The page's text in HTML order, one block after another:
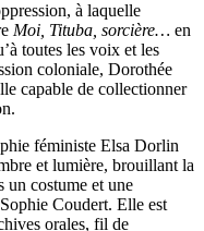
à laquelle
Moi, Tituba, sorcière… en
toutes les voix et les
coloniale, Dorothée
capable de collectionner
féministe Elsa Dorlin
et lumière, brouillant la
un costume et une
Coudert. Elle est
orales, fil de